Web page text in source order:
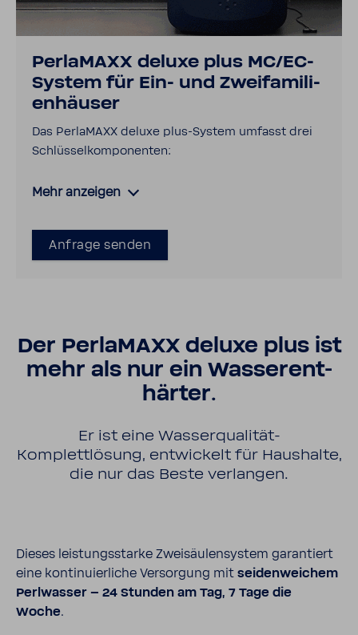
Perla­MAXX deluxe plus MC/EC-​
System für Ein- und Zwei­fa­mi­li­
en­häuser
Das Perla­MAXX deluxe plus-​​​System umfasst drei
Schlüs­sel­kom­po­nenten:
Mehr anzeigen
Anfrage senden
Der Perla­MAXX deluxe plus ist
mehr als nur ein Wasser­ent­
härter.
Er ist eine Wasserqualität-​
Komplettlösung, entwi­ckelt für Haus­halte,
die nur das Beste verlangen.
Dieses leis­tungs­starke Zwei­säu­len­system garan­tiert
eine konti­nu­ier­liche Versor­gung mit seiden­wei­chem
Perl­wasser – 24 Stunden am Tag, 7 Tage die
Woche.